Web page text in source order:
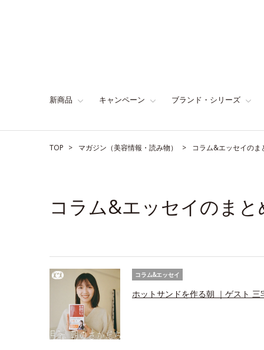
新商品 キャンペーン ブランド・シリーズ
TOP マガジン（美容情報・読み物） コラム&エッセイのま
コラム&エッセイのまと
コラム&エッセイ
ホットサンドを作る朝 ｜ゲスト 三